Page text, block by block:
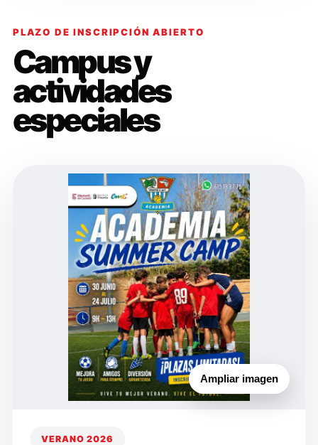
PLAZO DE INSCRIPCIÓN ABIERTO
Campus y
actividades
especiales
Ampliar imagen
VERANO 2026